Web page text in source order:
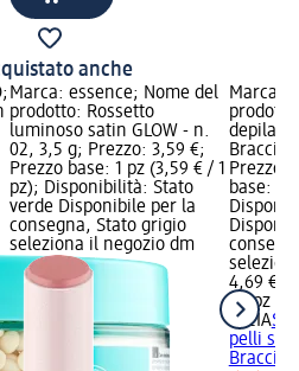
anche
Marca: essence; Nome del
prodotto: Rossetto
luminoso satin GLOW - n.
02, 3,5 g; Prezzo: 3,59 €;
Prezzo base: 1 pz (3,59 € / 1
pz); Disponibilità: Stato
verde Disponibile per la
consegna, Stato grigio
seleziona il negozio dm
Marca:
Prezzo:
base:
4,69 €
20 pz
LYCIA
pelli